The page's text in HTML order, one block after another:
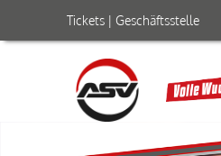
Tickets | Geschäftsstelle